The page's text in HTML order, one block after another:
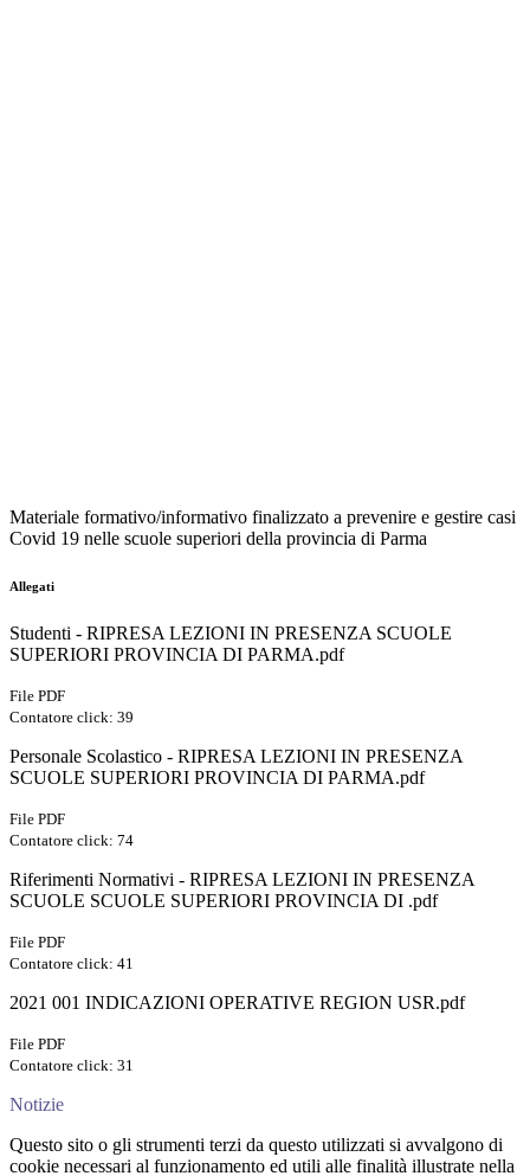
Materiale formativo/informativo finalizzato a prevenire e gestire casi
Covid 19 nelle scuole superiori della provincia di Parma
Allegati
Studenti - RIPRESA LEZIONI IN PRESENZA SCUOLE
SUPERIORI PROVINCIA DI PARMA.pdf
File PDF
Contatore click: 39
Personale Scolastico - RIPRESA LEZIONI IN PRESENZA
SCUOLE SUPERIORI PROVINCIA DI PARMA.pdf
File PDF
Contatore click: 74
Riferimenti Normativi - RIPRESA LEZIONI IN PRESENZA
SCUOLE SCUOLE SUPERIORI PROVINCIA DI .pdf
File PDF
Contatore click: 41
2021 001 INDICAZIONI OPERATIVE REGION USR.pdf
File PDF
Contatore click: 31
Notizie
Questo sito o gli strumenti terzi da questo utilizzati si avvalgono di
cookie necessari al funzionamento ed utili alle finalità illustrate nella